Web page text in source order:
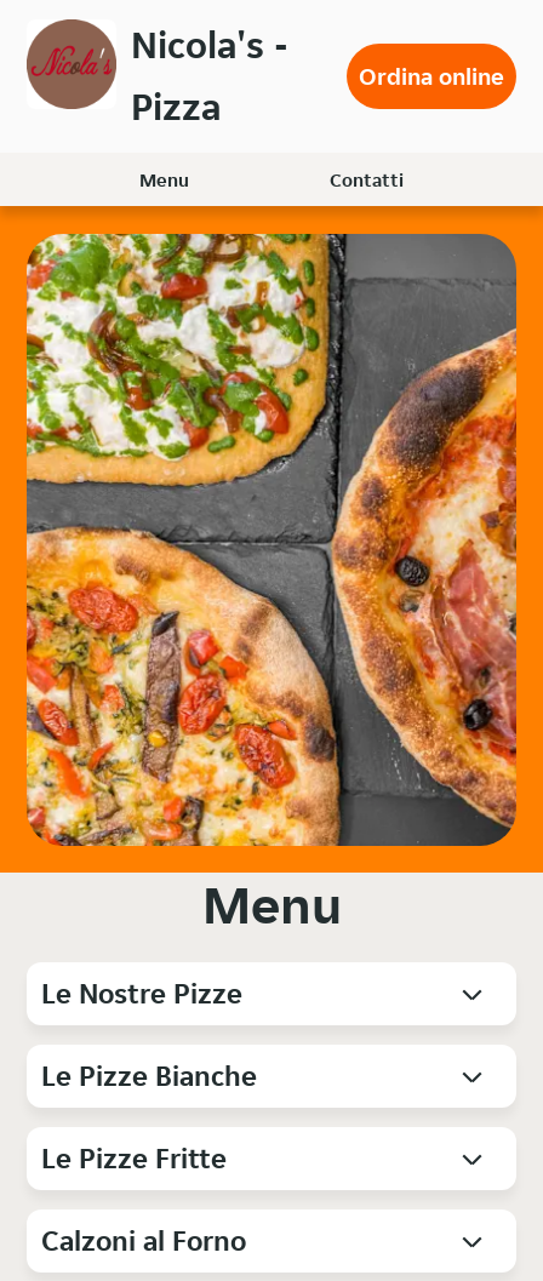
contenuto
principale
Nicola's -
Pizza
Ordina online
Menu Contatti
Menu
Le Nostre Pizze
Le Pizze Bianche
Le Pizze Fritte
Calzoni al Forno